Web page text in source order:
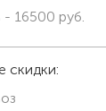
- 16500 руб.
скидки: